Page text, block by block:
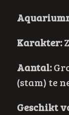
Karakter:
Aantal:
(stam) te
Geschikt